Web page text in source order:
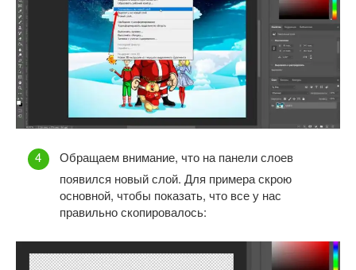
Обращаем внимание, что на панели слоев
появился новый слой. Для примера скрою
основной, чтобы показать, что все у нас
правильно скопировалось: